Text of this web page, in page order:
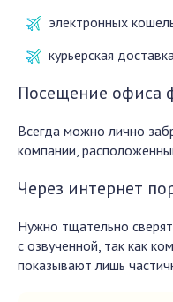
электронных
курьерская
Посещение офиса
Всегда можно лично
компании,
Через интернет
Нужно тщательно
с озвученной, так как
показывают лишь